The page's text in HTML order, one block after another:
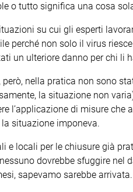
o tutto significa una cosa
su cui gli esperti
perché non solo il virus
un ulteriore danno per chi li
nella pratica non sono
la situazione non
l’applicazione di misure che
situazione imponeva.
locali per le chiusure già
dovrebbe sfuggire nel
sapevamo sarebbe arrivata.